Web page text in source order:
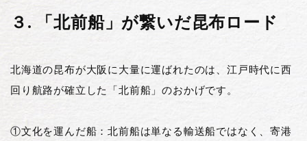
３. 「北前船」が繋いだ昆布ロード
北海道の昆布が大阪に大量に運ばれたのは、江戸時代に西
回り航路が確立した「北前船」のおかげです。
①文化を運んだ船：北前船は単なる輸送船ではなく、寄港